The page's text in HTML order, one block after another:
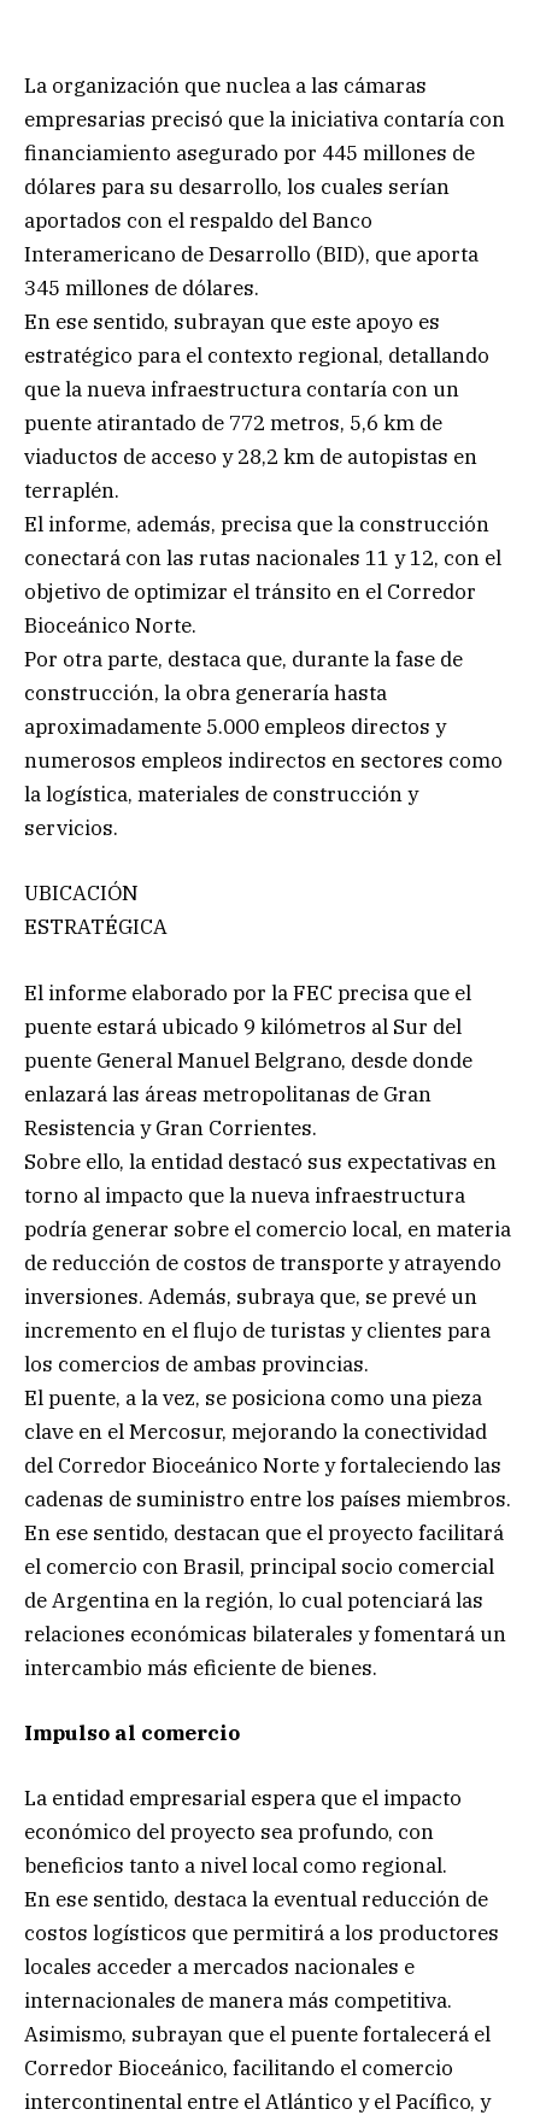
La organización que nuclea a las cámaras
empresarias precisó que la iniciativa contaría con
financiamiento asegurado por 445 millones de
dólares para su desarrollo, los cuales serían
aportados con el respaldo del Banco
Interamericano de Desarrollo (BID), que aporta
345 millones de dólares.
En ese sentido, subrayan que este apoyo es
estratégico para el contexto regional, detallando
que la nueva infraestructura contaría con un
puente atirantado de 772 metros, 5,6 km de
viaductos de acceso y 28,2 km de autopistas en
terraplén.
El informe, además, precisa que la construcción
conectará con las rutas nacionales 11 y 12, con el
objetivo de optimizar el tránsito en el Corredor
Bioceánico Norte.
Por otra parte, destaca que, durante la fase de
construcción, la obra generaría hasta
aproximadamente 5.000 empleos directos y
numerosos empleos indirectos en sectores como
la logística, materiales de construcción y
servicios.
UBICACIÓN
ESTRATÉGICA
El informe elaborado por la FEC precisa que el
puente estará ubicado 9 kilómetros al Sur del
puente General Manuel Belgrano, desde donde
enlazará las áreas metropolitanas de Gran
Resistencia y Gran Corrientes.
Sobre ello, la entidad destacó sus expectativas en
torno al impacto que la nueva infraestructura
podría generar sobre el comercio local, en materia
de reducción de costos de transporte y atrayendo
inversiones. Además, subraya que, se prevé un
incremento en el flujo de turistas y clientes para
los comercios de ambas provincias.
El puente, a la vez, se posiciona como una pieza
clave en el Mercosur, mejorando la conectividad
del Corredor Bioceánico Norte y fortaleciendo las
cadenas de suministro entre los países miembros.
En ese sentido, destacan que el proyecto facilitará
el comercio con Brasil, principal socio comercial
de Argentina en la región, lo cual potenciará las
relaciones económicas bilaterales y fomentará un
intercambio más eficiente de bienes.
Impulso al comercio
La entidad empresarial espera que el impacto
económico del proyecto sea profundo, con
beneficios tanto a nivel local como regional.
En ese sentido, destaca la eventual reducción de
costos logísticos que permitirá a los productores
locales acceder a mercados nacionales e
internacionales de manera más competitiva.
Asimismo, subrayan que el puente fortalecerá el
Corredor Bioceánico, facilitando el comercio
intercontinental entre el Atlántico y el Pacífico, y